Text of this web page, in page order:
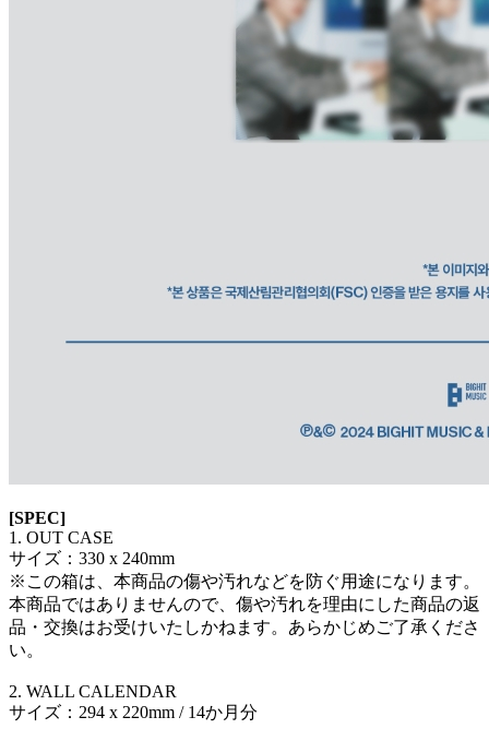
[SPEC]
1. OUT CASE
サイズ：330 x 240mm
※この箱は、本商品の傷や汚れなどを防ぐ用途になります。
本商品ではありませんので、傷や汚れを理由にした商品の返
品・交換はお受けいたしかねます。あらかじめご了承くださ
い。
2. WALL CALENDAR
サイズ：294 x 220mm / 14か月分